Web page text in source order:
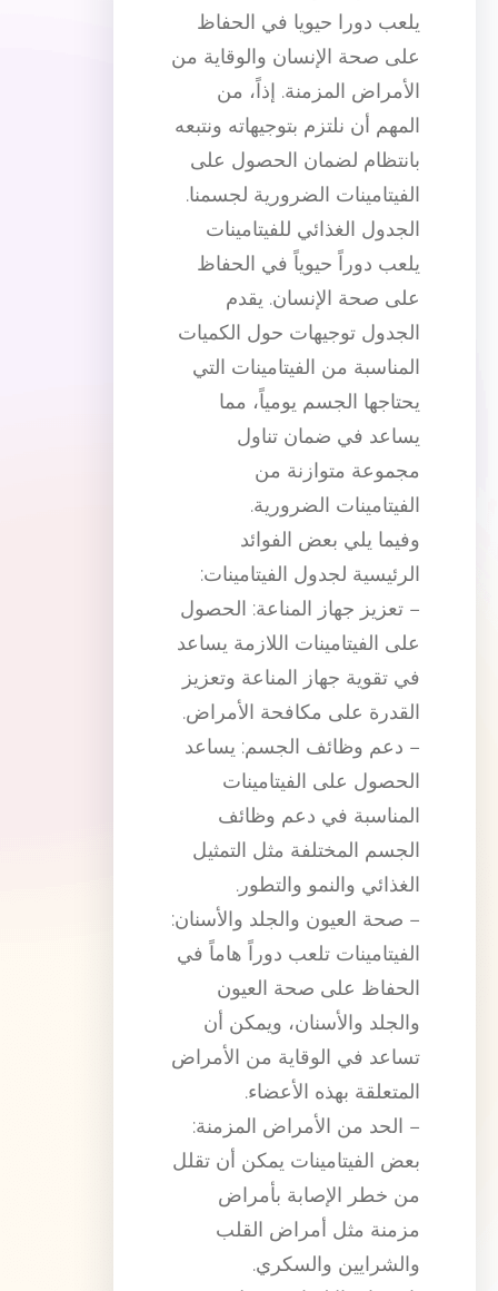
يلعب دورا حيويا في الحفاظ
على صحة الإنسان والوقاية من
الأمراض المزمنة. إذاً، من
المهم أن نلتزم بتوجيهاته ونتبعه
بانتظام لضمان الحصول على
الفيتامينات الضرورية لجسمنا.
الجدول الغذائي للفيتامينات
يلعب دوراً حيوياً في الحفاظ
على صحة الإنسان. يقدم
الجدول توجيهات حول الكميات
المناسبة من الفيتامينات التي
يحتاجها الجسم يومياً، مما
يساعد في ضمان تناول
مجموعة متوازنة من
الفيتامينات الضرورية.
وفيما يلي بعض الفوائد
الرئيسية لجدول الفيتامينات:
– تعزيز جهاز المناعة: الحصول
على الفيتامينات اللازمة يساعد
في تقوية جهاز المناعة وتعزيز
القدرة على مكافحة الأمراض.
– دعم وظائف الجسم: يساعد
الحصول على الفيتامينات
المناسبة في دعم وظائف
الجسم المختلفة مثل التمثيل
الغذائي والنمو والتطور.
– صحة العيون والجلد والأسنان:
الفيتامينات تلعب دوراً هاماً في
الحفاظ على صحة العيون
والجلد والأسنان، ويمكن أن
تساعد في الوقاية من الأمراض
المتعلقة بهذه الأعضاء.
– الحد من الأمراض المزمنة:
بعض الفيتامينات يمكن أن تقلل
من خطر الإصابة بأمراض
مزمنة مثل أمراض القلب
والشرايين والسكري.